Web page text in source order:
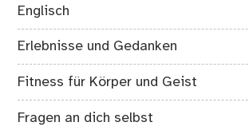
Englisch
Erlebnisse und Gedanken
Fitness für Körper und Geist
Fragen an dich selbst